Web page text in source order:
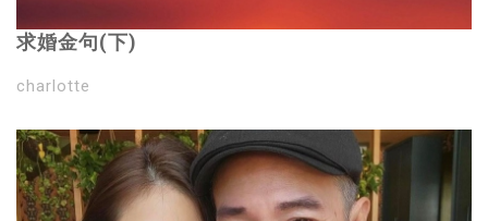
求婚金句(下)
charlotte